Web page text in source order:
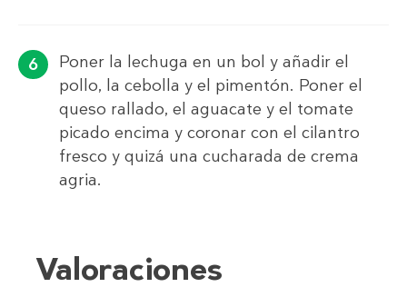
Poner la lechuga en un bol y añadir el
pollo, la cebolla y el pimentón. Poner el
queso rallado, el aguacate y el tomate
picado encima y coronar con el cilantro
fresco y quizá una cucharada de crema
agria.
Valoraciones